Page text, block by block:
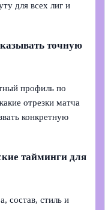
для всех лиг и
точную
профиль по
отрезки матча
конкретную
тайминги для
состав, стиль и